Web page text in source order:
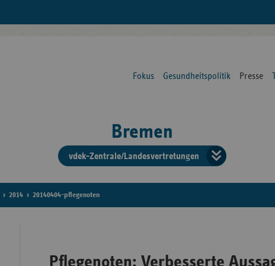
Fokus Gesundheitspolitik Presse
Bremen
vdek-Zentrale/Landesvertretungen
der
2014 20140404-pflegenoten
Pflegenoten: Verbesserte